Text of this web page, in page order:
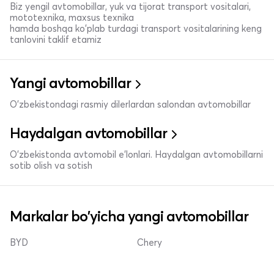
Biz yengil avtomobillar, yuk va tijorat transport vositalari,
mototexnika, maxsus texnika
hamda boshqa ko'plab turdagi transport vositalarining keng
tanlovini taklif etamiz
Yangi avtomobillar
O'zbekistondagi rasmiy dilerlardan salondan avtomobillar
Haydalgan avtomobillar
O'zbekistonda avtomobil e’lonlari. Haydalgan avtomobillarni
sotib olish va sotish
Markalar bo'yicha yangi avtomobillar
BYD Chery